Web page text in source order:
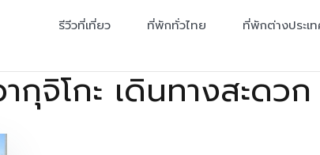
รีวีวที่เที่ยว ที่พักทั่วไทย ที่พักต่างประเ
กุจิโกะ เดินทางสะดวก